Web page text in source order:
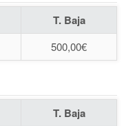
T. Baja
500,00€
T. Baja